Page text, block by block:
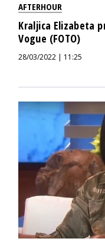
AFTERHOUR
Kraljica Elizabeta
Vogue (FOTO)
28/03/2022 | 11:25